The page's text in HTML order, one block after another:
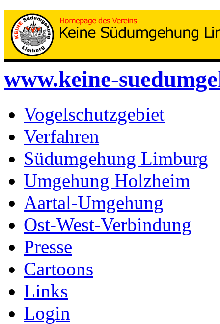
www.keine-
Vogelschutzgebiet
Verfahren
Südumgehung Limburg
Umgehung Holzheim
Aartal-Umgehung
Ost-West-Verbindung
Presse
Cartoons
Links
Login